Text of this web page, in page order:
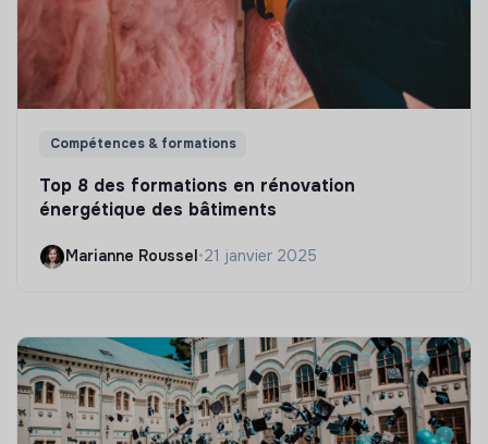
Compétences & formations
Top 8 des formations en rénovation
énergétique des bâtiments
Marianne Roussel•21 janvier 2025